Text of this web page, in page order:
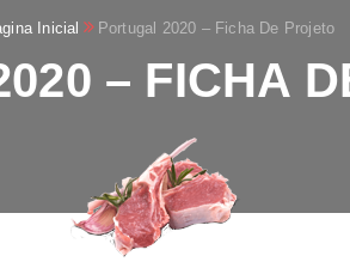
Inicial Portugal 2020 – Ficha De Projeto
– FICHA